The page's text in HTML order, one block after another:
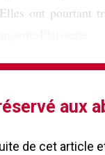
ont pourtant
aux
de cet article